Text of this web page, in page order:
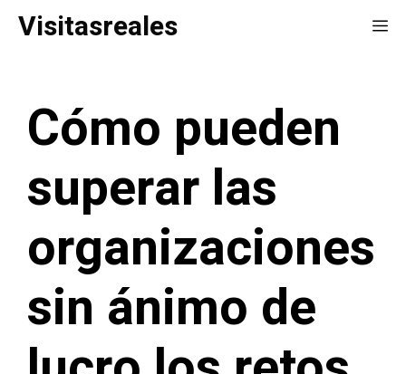
Saltar
Visitasreales
Cómo pueden
superar las
organizaciones
sin ánimo de